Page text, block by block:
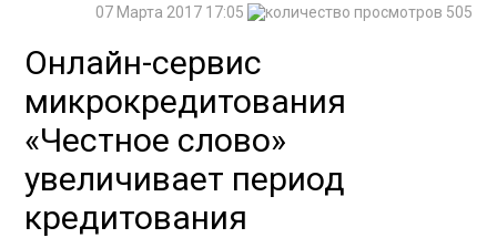
505
07 Марта 2017 17:05
Онлайн-сервис
микрокредитования
«Честное слово»
увеличивает период
кредитования